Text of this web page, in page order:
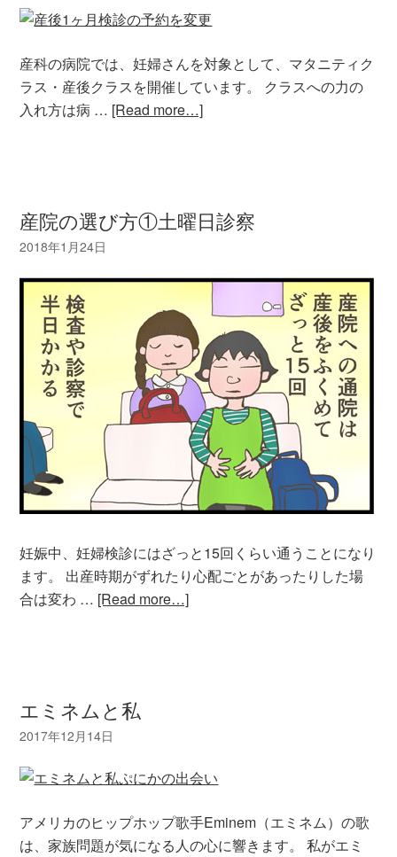
産科の病院では、妊婦さんを対象として、マタニティク
ラス・産後クラスを開催しています。 クラスへの力の
入れ方は病 … [Read more…]
産院の選び方①土曜日診察
妊娠中、妊婦検診にはざっと15回くらい通うことになり
ます。 出産時期がずれたり心配ごとがあったりした場
合は変わ … [Read more…]
エミネムと私
アメリカのヒップホップ歌手Eminem（エミネム）の歌
は、家族問題が気になる人の心に響きます。 私がエミ